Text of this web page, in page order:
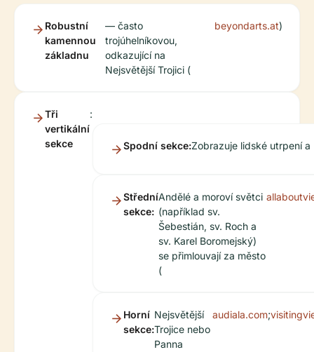
Robustní
kamennou
základnu
— často
trojúhelníkovou,
odkazující na
Nejsvětější Trojici (
beyondarts.at)
Tři
vertikální
sekce
:
Spodní sekce:Zobrazuje lidské utrpení a
Střední
sekce:
Andělé a moroví světci
(například sv.
Šebestián, sv. Roch a
sv. Karel Boromejský)
se přimlouvají za město
(
Horní
sekce:
Nejsvětější
Trojice nebo
Panna
audiala.com;